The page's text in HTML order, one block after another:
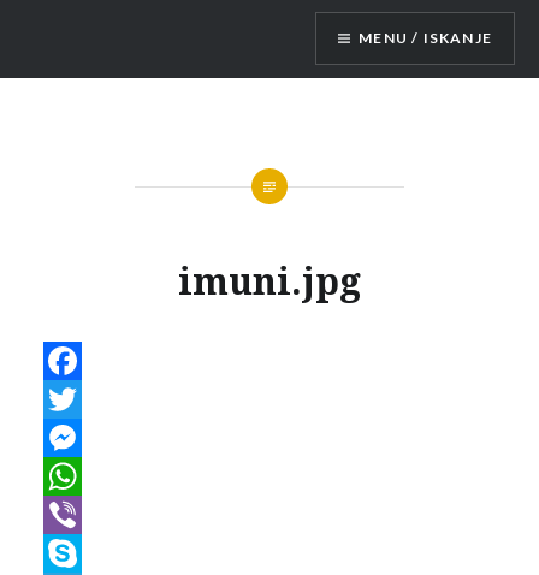
content
Mobilne hišice
MENU / ISKANJE
imuni.jpg
Facebook
Twitter
Messenger
WhatsApp
Viber